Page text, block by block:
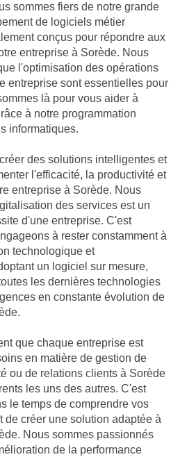
sommes fiers de notre grande
de logiciels métier
conçus pour répondre aux
entreprise à Sorède. Nous
l'optimisation des opérations
entreprise sont essentielles pour
là pour vous aider à
à notre programmation
informatiques.
des solutions intelligentes et
l'efficacité, la productivité et
entreprise à Sorède. Nous
des services est un
d'une entreprise. C'est
à rester constamment à
technologique et
un logiciel sur mesure,
les dernières technologies
en constante évolution de
que chaque entreprise est
en matière de gestion de
ou de relations clients à Sorède
les uns des autres. C'est
le temps de comprendre vos
de créer une solution adaptée à
Nous sommes passionnés
de la performance